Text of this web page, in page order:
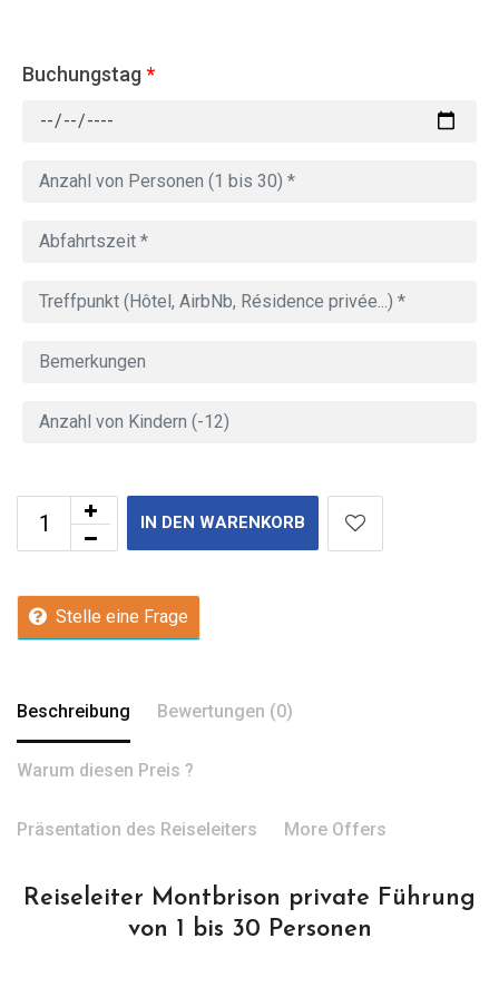
Buchungstag*
IN DEN WARENKORB
Stelle eine Frage
Beschreibung Bewertungen (0)
Warum diesen Preis ?
Präsentation des Reiseleiters More Offers
Reiseleiter Montbrison private Führung
von 1 bis 30 Personen